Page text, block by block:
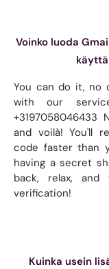
Voinko luoda
You can do it, no
with our
+3197058046433
and voilà! You'll
code faster than
having a secret
back, relax,
verification!
Kuinka usein